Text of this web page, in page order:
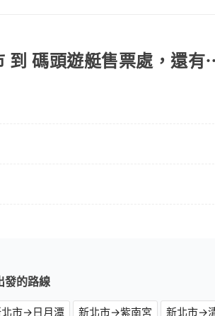
服務更多的旅客，意味著使用到不熟悉
控管會更佳。但tripool網站上的價格是
化。在探訪景點時，可以積極尋找當地
途中收集更多的故事和經驗，豐富自己
到 碼頭遊艇售票處，還
發的路線
市→日月潭 新北市→紫南宮 新北市→